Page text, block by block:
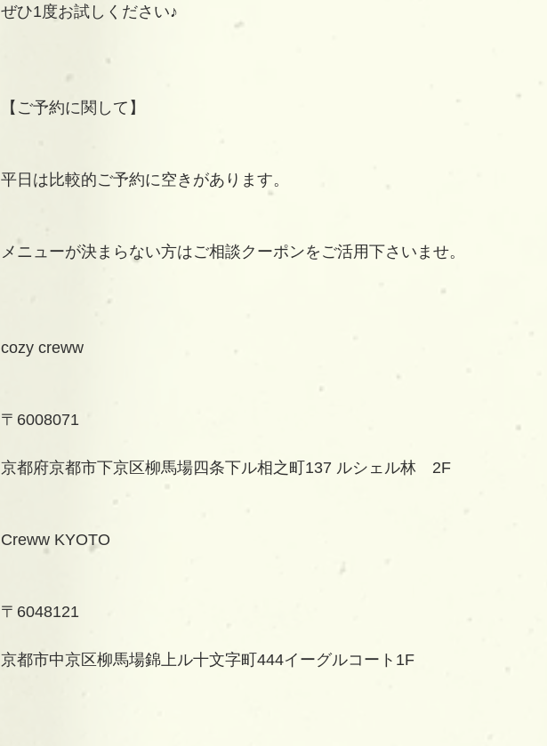
ぜひ1度お試しください♪
【ご予約に関して】
平日は比較的ご予約に空きがあります。
メニューが決まらない方はご相談クーポンをご活用下さいませ。
cozy creww
〒6008071
京都府京都市下京区柳馬場四条下ル相之町137 ルシェル林　2F
Creww KYOTO
〒6048121
京都市中京区柳馬場錦上ル十文字町444イーグルコート1F